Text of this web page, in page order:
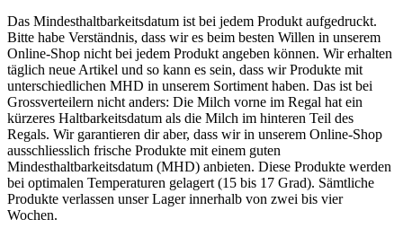
Das Mindesthaltbarkeitsdatum ist bei jedem Produkt aufgedruckt.
Bitte habe Verständnis, dass wir es beim besten Willen in unserem
Online-Shop nicht bei jedem Produkt angeben können. Wir erhalten
täglich neue Artikel und so kann es sein, dass wir Produkte mit
unterschiedlichen MHD in unserem Sortiment haben. Das ist bei
Grossverteilern nicht anders: Die Milch vorne im Regal hat ein
kürzeres Haltbarkeitsdatum als die Milch im hinteren Teil des
Regals. Wir garantieren dir aber, dass wir in unserem Online-Shop
ausschliesslich frische Produkte mit einem guten
Mindesthaltbarkeitsdatum (MHD) anbieten. Diese Produkte werden
bei optimalen Temperaturen gelagert (15 bis 17 Grad). Sämtliche
Produkte verlassen unser Lager innerhalb von zwei bis vier
Wochen.